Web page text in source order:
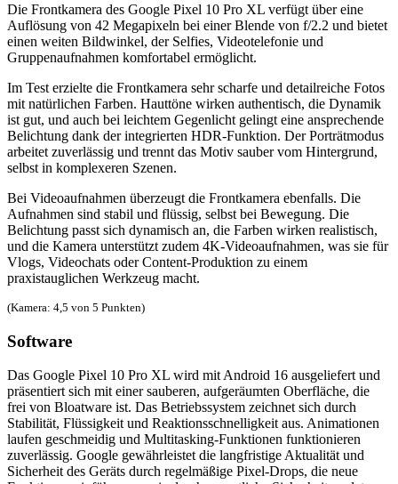
Die Frontkamera des Google Pixel 10 Pro XL verfügt über eine
Auflösung von 42 Megapixeln bei einer Blende von f/2.2 und bietet
einen weiten Bildwinkel, der Selfies, Videotelefonie und
Gruppenaufnahmen komfortabel ermöglicht.
Im Test erzielte die Frontkamera sehr scharfe und detailreiche Fotos
mit natürlichen Farben. Hauttöne wirken authentisch, die Dynamik
ist gut, und auch bei leichtem Gegenlicht gelingt eine ansprechende
Belichtung dank der integrierten HDR-Funktion. Der Porträtmodus
arbeitet zuverlässig und trennt das Motiv sauber vom Hintergrund,
selbst in komplexeren Szenen.
Bei Videoaufnahmen überzeugt die Frontkamera ebenfalls. Die
Aufnahmen sind stabil und flüssig, selbst bei Bewegung. Die
Belichtung passt sich dynamisch an, die Farben wirken realistisch,
und die Kamera unterstützt zudem 4K-Videoaufnahmen, was sie für
Vlogs, Videochats oder Content-Produktion zu einem
praxistauglichen Werkzeug macht.
(Kamera: 4,5 von 5 Punkten)
Software
Das Google Pixel 10 Pro XL wird mit Android 16 ausgeliefert und
präsentiert sich mit einer sauberen, aufgeräumten Oberfläche, die
frei von Bloatware ist. Das Betriebssystem zeichnet sich durch
Stabilität, Flüssigkeit und Reaktionsschnelligkeit aus. Animationen
laufen geschmeidig und Multitasking-Funktionen funktionieren
zuverlässig. Google gewährleistet die langfristige Aktualität und
Sicherheit des Geräts durch regelmäßige Pixel-Drops, die neue